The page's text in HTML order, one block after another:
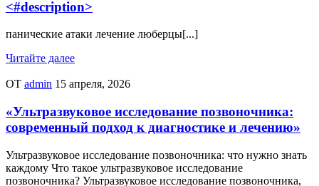
<#description>
панические атаки лечение люберцы[...]
Читайте далее
ОТ admin 15 апреля, 2026
«Ультразвуковое исследование позвоночника:
современный подход к диагностике и лечению»
Ультразвуковое исследование позвоночника: что нужно знать
каждому Что такое ультразвуковое исследование
позвоночника? Ультразвуковое исследование позвоночника,